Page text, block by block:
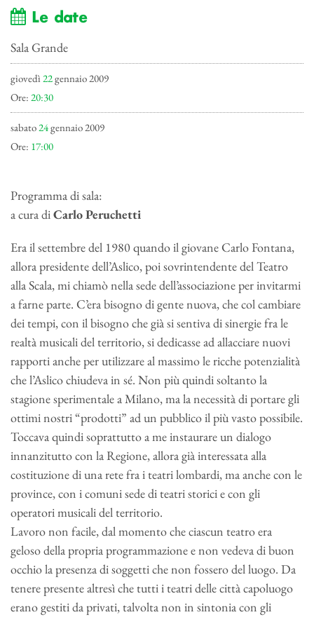
Le date
Sala Grande
giovedì 22gennaio 2009
Ore: 20:30
sabato24gennaio 2009
Ore: 17:00
Programma di sala:
a cura diCarlo Peruchetti
Era il settembre del 1980 quando il giovane Carlo Fontana,
allora presidente dell’Aslico, poi sovrintendente del Teatro
alla Scala, mi chiamò nella sede dell’associazione per invitarmi
a farne parte. C’era bisogno di gente nuova, che col cambiare
dei tempi, con il bisogno che già si sentiva di sinergie fra le
realtà musicali del territorio, si dedicasse ad allacciare nuovi
rapporti anche per utilizzare al massimo le ricche potenzialità
che l’Aslico chiudeva in sé. Non più quindi soltanto la
stagione sperimentale a Milano, ma la necessità di portare gli
ottimi nostri “prodotti” ad un pubblico il più vasto possibile.
Toccava quindi soprattutto a me instaurare un dialogo
innanzitutto con la Regione, allora già interessata alla
costituzione di una rete fra i teatri lombardi, ma anche con le
province, con i comuni sede di teatri storici e con gli
operatori musicali del territorio.
Lavoro non facile, dal momento che ciascun teatro era
geloso della propria programmazione e non vedeva di buon
occhio la presenza di soggetti che non fossero del luogo. Da
tenere presente altresì che tutti i teatri delle città capoluogo
erano gestiti da privati, talvolta non in sintonia con gli